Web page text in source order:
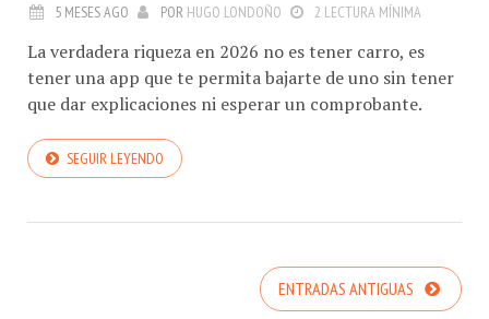
5 MESES AGO POR HUGO LONDOÑO 2 LECTURA MÍNIMA
La verdadera riqueza en 2026 no es tener carro, es
tener una app que te permita bajarte de uno sin tener
que dar explicaciones ni esperar un comprobante.
SEGUIR LEYENDO
ENTRADAS ANTIGUAS